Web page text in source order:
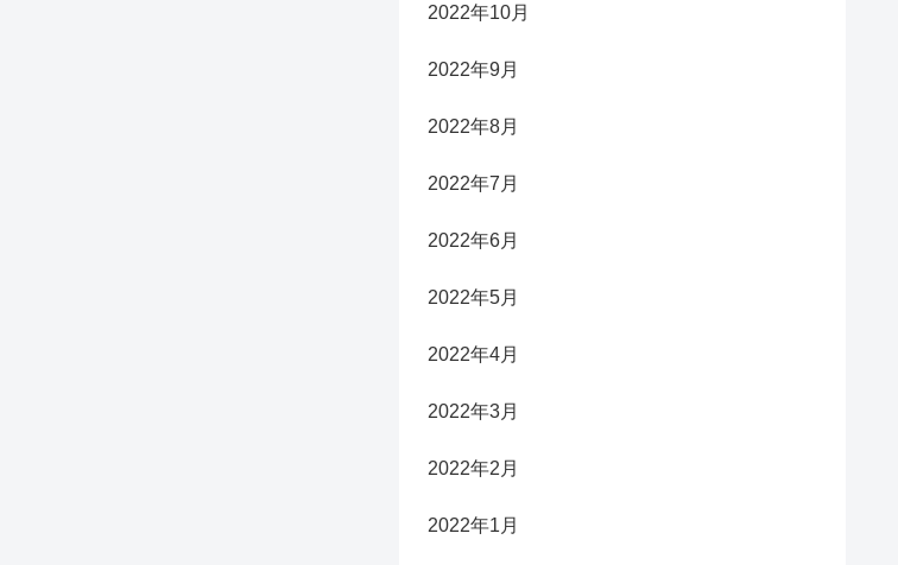
2022年10月
2022年9月
2022年8月
2022年7月
2022年6月
2022年5月
2022年4月
2022年3月
2022年2月
2022年1月